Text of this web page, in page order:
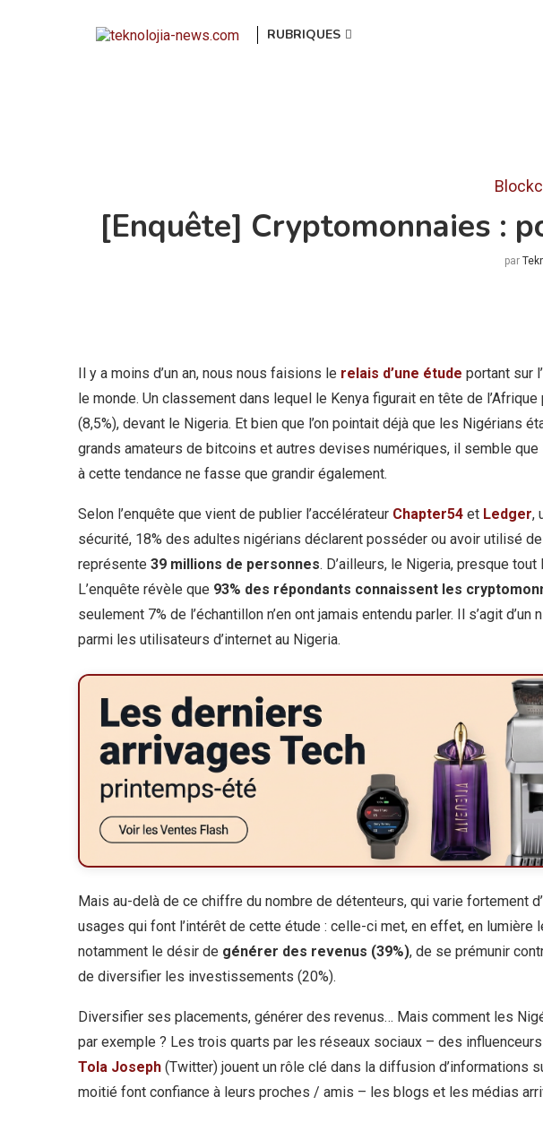
RUBRIQUES
[Enquête] Cryptomonnaies :
par
Il y a moins d’un an, nous nous faisions le relais d’une étude portant sur
le monde. Un classement dans lequel le Kenya figurait en tête de
(8,5%), devant le Nigeria. Et bien que l’on pointait déjà que les Nigérians
grands amateurs de bitcoins et autres devises numériques, il semble
à cette tendance ne fasse que grandir également.
Selon l’enquête que vient de publier l’accélérateur Chapter54 et Ledger,
sécurité, 18% des adultes nigérians déclarent posséder ou avoir utilisé
représente 39 millions de personnes. D’ailleurs, le Nigeria, presque
L’enquête révèle que 93% des répondants connaissent les
seulement 7% de l’échantillon n’en ont jamais entendu parler. Il s’agit
parmi les utilisateurs d’internet au Nigeria.
Mais au-delà de ce chiffre du nombre de détenteurs, qui varie fortement
usages qui font l’intérêt de cette étude : celle-ci met, en effet, en lumière
notamment le désir de générer des revenus (39%), de se prémunir
de diversifier les investissements (20%).
Diversifier ses placements, générer des revenus… Mais comment les
par exemple ? Les trois quarts par les réseaux sociaux – des
Tola Joseph (Twitter) jouent un rôle clé dans la diffusion d’informations
moitié font confiance à leurs proches / amis – les blogs et les médias